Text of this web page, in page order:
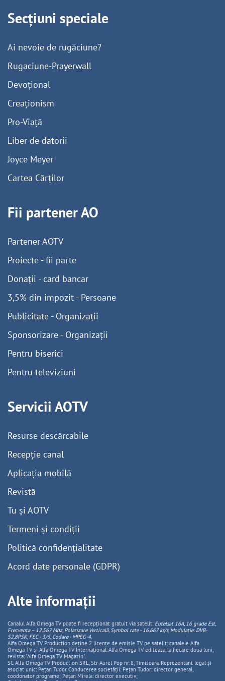
Secțiuni speciale
Ai nevoie de rugăciune?
Rugaciune-Prayerwall
Devoțional
Creaționism
Pro-Viață
Liber de datorii
Joyce Meyer
Cartea Cărților
Fii partener AO
Partener AOTV
Proiecte - fii parte
Donații - card bancar
3,5% din impozit - Persoane
Publicitate - Organizații
Sponsorizare - Organizații
Pentru biserici
Pentru televiziuni
Servicii AOTV
Resurse descărcabile
Recepție canal
Aplicația mobilă
Revistă
Tu și AOTV
Termeni și condiții
Politică confidențialitate
Acord date personale (GDPR)
Alte informații
Canalul Alfa Omega TV poate fi recepționat gratuit via satelit: Eutelsat 16A, 16 grade Est,
Frecventa – 12.567 Mhz, PolarizareVerticală, Symbol rate - 16.667 ks/s, Modulație: DVB-
S2,8PSK, FEC - 3/5, Codare - MPEG-4.
Alfa Omega TV Production deține 2 licențe de emisie TV pe satelit: canalele Alfa
Omega TV și Alfa Omega TV Internațional. Alfa Omega TV editeaza, la fiecare doua luni,
revista: "Alfa Omega TV Magazin".
SC Alfa Omega TV Production SRL, Str Aurel Pop nr. 8, Timisoara. Reprezentant legal și
asociat unic: Pețan Tudor. Conducerea societății: Pețan Tudor: director general,
coodonator programe; Pețan Mirela: director executiv;